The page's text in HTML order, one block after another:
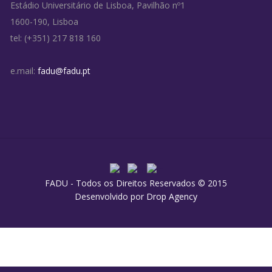
Estádio Universitário de Lisboa, Pavilhão nº1
1600-190, Lisboa
tel: (+351) 217 818 160
e.mail: fadu@fadu.pt
FADU - Todos os Direitos Reservados © 2015
Desenvolvido por Drop Agency